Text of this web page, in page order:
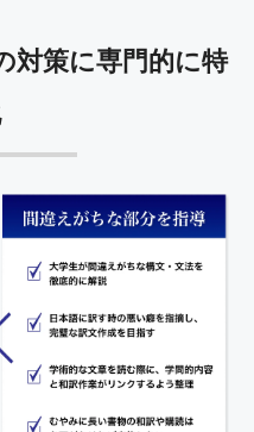
対策に専門的に特